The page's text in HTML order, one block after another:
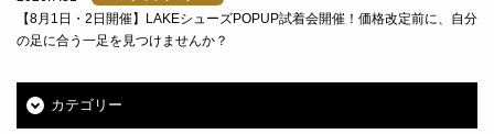
【8月1日・2日開催】LAKEシューズPOPUP試着会開催！価格改定前に、自分
の足に合う一足を見つけませんか？
カテゴリー